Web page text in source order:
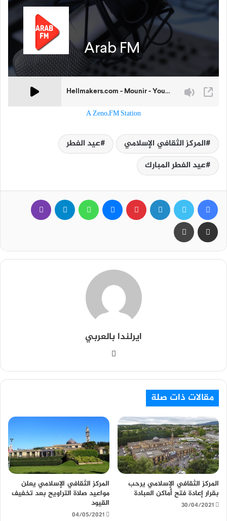
A Zeno.FM Station
المركز الثقافي الإسلامي
عيد الفطر
عيد الفطر المبارك
ايرلندا بالعربي
ق
و
ي
ب
مقالات ذات صلة
المركز الثقافي الإسلامي يرحب
بقرار إعادة فتح أماكن العبادة
30/04/2021
المركز الثقافي الإسلامي يعلن
مواعيد صلاة التراويح بعد تخفيف
القيود
04/05/2021